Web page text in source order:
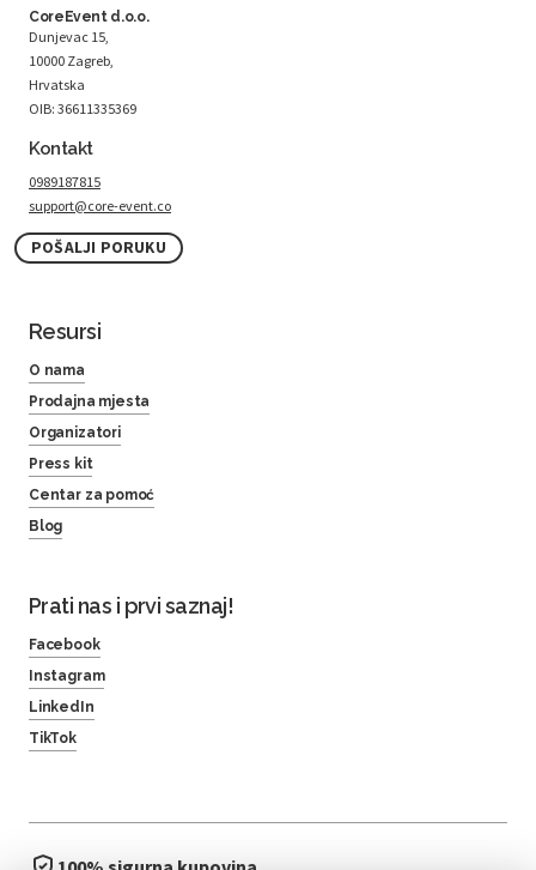
CoreEvent d.o.o.
Dunjevac 15,
10000 Zagreb,
Hrvatska
OIB: 36611335369
Kontakt
0989187815
support@core-event.co
POŠALJI PORUKU
Resursi
O nama
Prodajna mjesta
Organizatori
Press kit
Centar za pomoć
Blog
Prati nas i prvi saznaj!
Facebook
Instagram
LinkedIn
TikTok